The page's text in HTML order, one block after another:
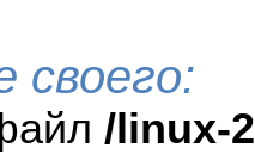
своего:
/linux-